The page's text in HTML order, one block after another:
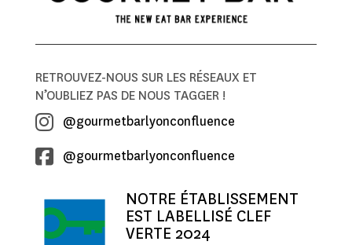
RETROUVEZ-NOUS SUR LES RÉSEAUX ET
N’OUBLIEZ PAS DE NOUS TAGGER !
@gourmetbarlyonconfluence
@gourmetbarlyonconfluence
NOTRE ÉTABLISSEMENT
EST LABELLISÉ CLEF
VERTE 2024